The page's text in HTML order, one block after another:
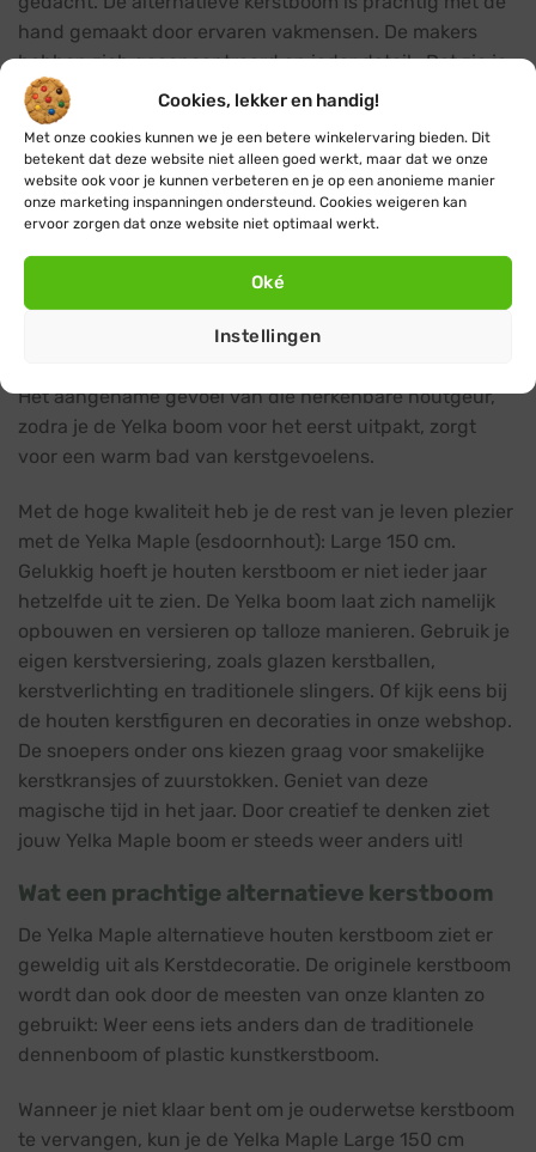
Cookies, lekker en handig!
Met onze cookies kunnen we je een betere winkelervaring bieden. Dit
betekent dat deze website niet alleen goed werkt, maar dat we onze
website ook voor je kunnen verbeteren en je op een anonieme manier
onze marketing inspanningen ondersteund. Cookies weigeren kan
ervoor zorgen dat onze website niet optimaal werkt.
Oké
Instellingen
hand gemaakt door ervaren vakmensen. De makers
hebben zich geconcentreerd op ieder detail.. Dat zie je
aan de perfecte afwerking. In plaats van te kiezen voor
kostenbesparende massaproductie in het verre oosten
koos Yelka voor goed opgeleide houtbewerkers in
Europa. De designers en houtbewerkers zorgden dat
ieder klein detail in orde was. Niets is door Yelka aan het
De moderne kunst kerstboom
De Yelka houten kerstboom is eigenlijk niet te
Het aangename gevoel van die herkenbare houtgeur,
zodra je de Yelka boom voor het eerst uitpakt, zorgt
voor een warm bad van kerstgevoelens.
Met de hoge kwaliteit heb je de rest van je leven plezier
met de Yelka Maple (esdoornhout): Large 150 cm.
Gelukkig hoeft je houten kerstboom er niet ieder jaar
hetzelfde uit te zien. De Yelka boom laat zich namelijk
opbouwen en versieren op talloze manieren. Gebruik je
eigen kerstversiering, zoals glazen kerstballen,
kerstverlichting en traditionele slingers. Of kijk eens bij
de houten kerstfiguren en decoraties in onze webshop.
De snoepers onder ons kiezen graag voor smakelijke
kerstkransjes of zuurstokken. Geniet van deze
magische tijd in het jaar. Door creatief te denken ziet
jouw Yelka Maple boom er steeds weer anders uit!
Wat een prachtige alternatieve kerstboom
De Yelka Maple alternatieve houten kerstboom ziet er
geweldig uit als Kerstdecoratie. De originele kerstboom
wordt dan ook door de meesten van onze klanten zo
gebruikt: Weer eens iets anders dan de traditionele
dennenboom of plastic kunstkerstboom.
Wanneer je niet klaar bent om je ouderwetse kerstboom
te vervangen, kun je de Yelka Maple Large 150 cm